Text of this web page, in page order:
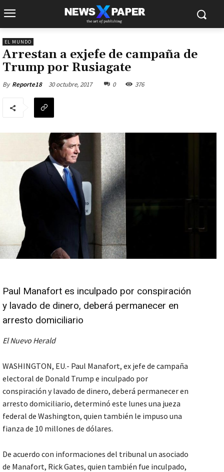
EL MUNDO
Arrestan a exjefe de campaña de
Trump por Rusiagate
By Reporte18 30 octubre, 2017 0 376
Paul Manafort es inculpado por conspiración
y lavado de dinero, deberá permanecer en
arresto domiciliario
El Nuevo Herald
WASHINGTON, EU.- Paul Manafort, ex jefe de campaña
electoral de Donald Trump e inculpado por
conspiración y lavado de dinero, deberá permanecer en
arresto domiciliario, determinó este lunes una jueza
federal de Washington, quien también le impuso una
fianza de 10 millones de dólares.
De acuerdo con informaciones del tribunal un asociado
de Manafort, Rick Gates, quien también fue inculpado,